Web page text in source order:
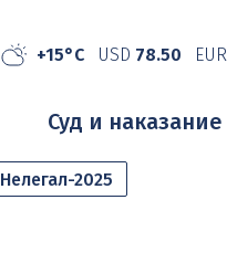
+15°C USD 78.50 EUR
Суд и наказание
Нелегал-2025